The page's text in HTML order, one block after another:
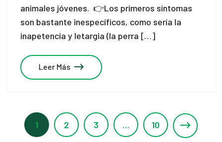
animales jóvenes. 👉Los primeros síntomas
son bastante inespecíficos, como sería la
inapetencia y letargia (la perra […]
Leer Más
1 2 3 … 10